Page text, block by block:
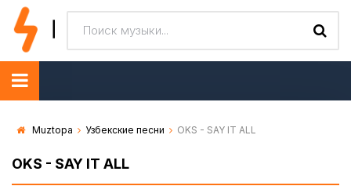
Muztopa Узбекские песни OKS - SAY IT ALL
OKS - SAY IT ALL